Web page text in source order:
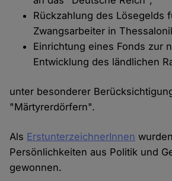
Rückzahlung des Lösegelds
Zwangsarbeiter in
Einrichtung eines Fonds zur
Entwicklung des ländlichen
unter besonderer
"Märtyrerdörfern".
Als ErstunterzeichnerInnen
Persönlichkeiten aus Politik und
gewonnen.